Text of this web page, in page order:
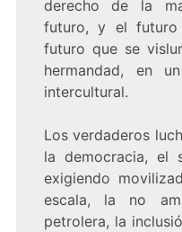
derecho de la
futuro, y el futuro
futuro que se
hermandad, en
intercultural.
Los verdaderos
la democracia, el
exigiendo
escala, la no
petrolera, la